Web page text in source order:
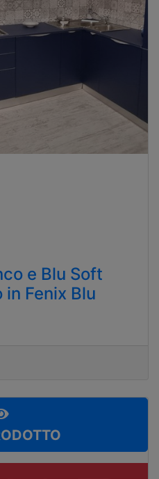
e Blu Soft
in Fenix Blu